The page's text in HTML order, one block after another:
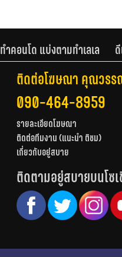
ทำคอนโด แบ่งตามทำเลเล
ติดต่อโฆษณา คุณวร
090-464-8959
รายละเอียดโฆษณา
ติดต่อทีมงาน (แนะนำ ติชม)
เกี่ยวกับอยู่สบาย
ติดตามอยู่สบายบนโซ